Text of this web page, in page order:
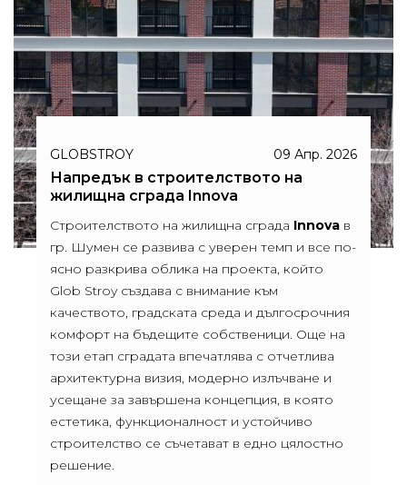
GLOBSTROY 09 Апр. 2026
Напредък в строителството на
жилищна сграда Innova
Строителството на жилищна сграда Innova в
гр. Шумен се развива с уверен темп и все по-
ясно разкрива облика на проекта, който
Glob Stroy създава с внимание към
качеството, градската среда и дългосрочния
комфорт на бъдещите собственици. Още на
този етап сградата впечатлява с отчетлива
архитектурна визия, модерно излъчване и
усещане за завършена концепция, в която
естетика, функционалност и устойчиво
строителство се съчетават в едно цялостно
решение.